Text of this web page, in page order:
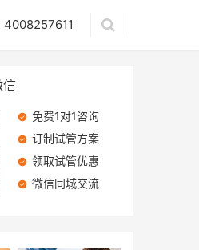
4008257611
信
免费1对1咨询
订制试管方案
领取试管优惠
微信同城交流